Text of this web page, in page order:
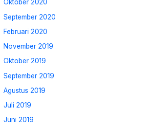
Oktober 2020
September 2020
Februari 2020
November 2019
Oktober 2019
September 2019
Agustus 2019
Juli 2019
Juni 2019